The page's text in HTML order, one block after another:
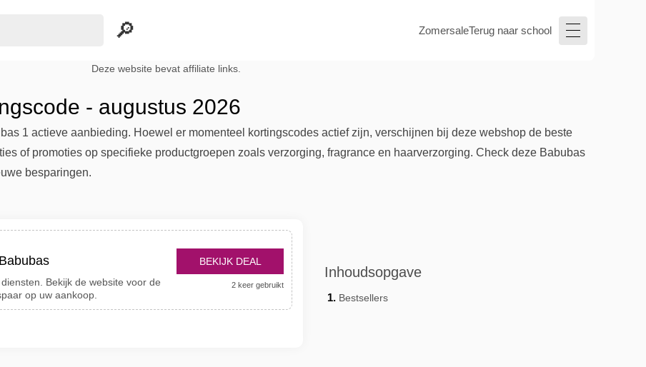
ZomersaleTerug naar school
Deze website bevat affiliate links.
- augustus 2026
1 actieve aanbieding. Hoewel er momenteel kortingscodes actief zijn, verschijnen bij deze webshop de beste
of promoties op specifieke productgroepen zoals verzorging, fragrance en haarverzorging. Check deze Babubas
besparingen.
Bekijk de website voor de
op uw aankoop.
BEKIJK DEAL
2 keer gebruikt
Inhoudsopgave
Bestsellers